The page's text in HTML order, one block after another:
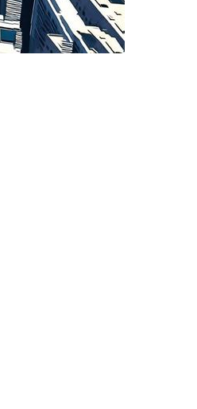
14110.12 -34.08